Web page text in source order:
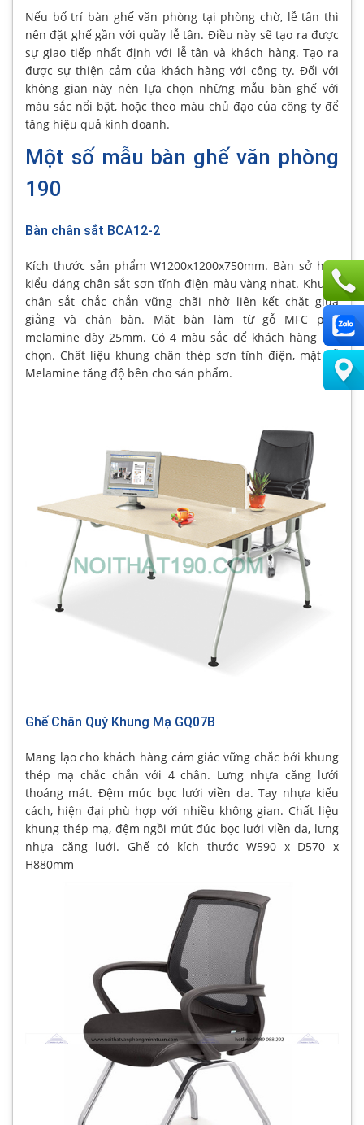
Nếu bố trí bàn ghế văn phòng tại phòng chờ, lễ tân thì
nên đặt ghế gần với quầy lễ tân. Điều này sẽ tạo ra được
sự giao tiếp nhất định với lễ tân và khách hàng. Tạo ra
được sự thiện cảm của khách hàng với công ty. Đối với
không gian này nên lựa chọn những mẫu bàn ghế với
màu sắc nổi bật, hoặc theo màu chủ đạo của công ty để
tăng hiệu quả kinh doanh.
Một số mẫu bàn ghế văn phòng
190
Bàn chân sắt BCA12-2
Kích thước sản phẩm W1200x1200x750mm. Bàn sở hữu
kiểu dáng chân sắt sơn tĩnh điện màu vàng nhạt. Khung
chân sắt chắc chắn vững chãi nhờ liên kết chặt giữa
giằng và chân bàn. Mặt bàn làm từ gỗ MFC phủ
melamine dày 25mm. Có 4 màu sắc để khách hàng lựa
chọn. Chất liệu khung chân thép sơn tĩnh điện, mặt gỗ
Melamine tăng độ bền cho sản phẩm.
Ghế Chân Quỳ Khung Mạ GQ07B
Mang lạo cho khách hàng cảm giác vững chắc bởi khung
thép mạ chắc chắn với 4 chân. Lưng nhựa căng lưới
thoáng mát. Đệm múc bọc lưới viền da. Tay nhựa kiểu
cách, hiện đại phù hợp với nhiều không gian. Chất liệu
khung thép mạ, đệm ngồi mút đúc bọc lưới viền da, lưng
nhựa căng luới. Ghế có kích thước W590 x D570 x
H880mm